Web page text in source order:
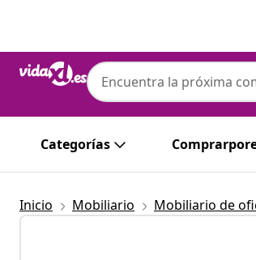
Categorías
Inicio Mobiliario Mobiliario de